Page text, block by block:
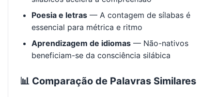
Poesia e letras — A contagem de sílabas é
essencial para métrica e ritmo
Aprendizagem de idiomas — Não-nativos
beneficiam-se da consciência silábica
📊 Comparação de Palavras Similares